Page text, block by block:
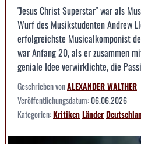
"Jesus Christ Superstar" war als
Wurf des Musikstudenten Andrew
erfolgreichste Musicalkomponist
war Anfang 20, als er zusammen
geniale Idee verwirklichte, die
Geschrieben vonALEXANDER WALTHER
Veröffentlichungsdatum:06.06.2026
Kategorien:KritikenLänder